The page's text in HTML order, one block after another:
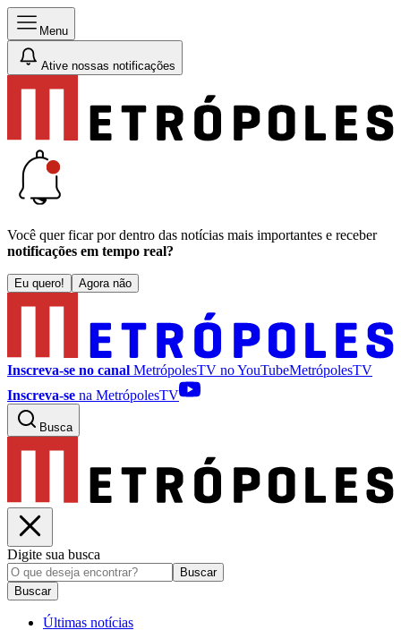
Menu
Ative nossas notificações
Você quer ficar por dentro das notícias mais importantes e receber
notificações em tempo real?
Eu quero! Agora não
Inscreva-se no canal MetrópolesTV noYouTubeMetrópolesTV
Inscreva-se na MetrópolesTV
Busca
Digite sua busca
Buscar
Buscar
Últimas notícias